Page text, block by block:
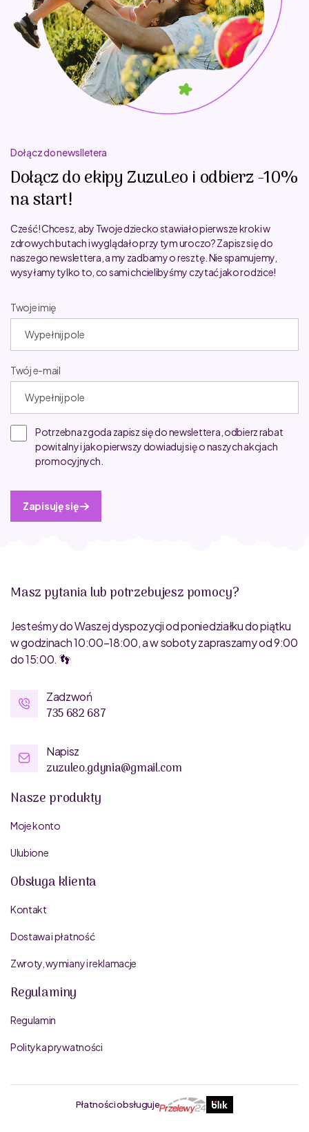
Dołącz do newslletera
Dołącz do ekipy ZuzuLeo i odbierz -10%
na start!
Cześć! Chcesz, aby Twoje dziecko stawiało pierwsze kroki w
zdrowych butach i wyglądało przy tym uroczo? Zapisz się do
naszego newslettera, a my zadbamy o resztę. Nie spamujemy,
wysyłamy tylko to, co sami chcielibyśmy czytać jako rodzice!
Twoje imię
Twój e-mail
Potrzebna zgoda zapisz się do newslettera, odbierz rabat
powitalny i jako pierwszy dowiaduj się o naszych akcjach
promocyjnych.
Zapisuję się
Masz pytania lub potrzebujesz pomocy?
Jesteśmy do Waszej dyspozycji od poniedziałku do piątku
w godzinach 10:00–18:00, a w soboty zapraszamy od 9:00
do 15:00. 👣
Zadzwoń
735 682 687
Napisz
zuzuleo.gdynia@gmail.com
Nasze produkty
Moje konto
Ulubione
Obsługa klienta
Kontakt
Dostawa i płatność
Zwroty, wymiany i reklamacje
Regulaminy
Regulamin
Polityka prywatności
Płatności obsługuje